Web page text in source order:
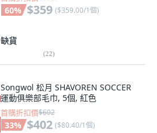
60% $359 ($359.00/1個)
缺貨
(22)
Songwol 松月 SHAVOREN SOCCER
運動俱樂部毛巾, 5個, 紅色
首購折扣價$602
33% $402 ($80.40/1個)